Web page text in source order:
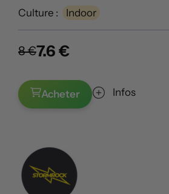
Culture : Indoor
8 €7.6 €
Acheter Infos